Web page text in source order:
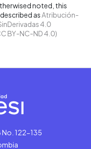
noted, this
asAtribución-
4.0
BY-NC-ND 4.0)
No. 122-135